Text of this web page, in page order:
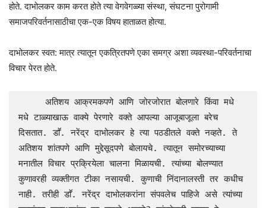
होते. दाभोलकर काम करत होते त्या वेगवेगळ्या संस्था, संघटना पुरोगामी
समाजपरिवर्तनासाठीचा एक-एक विषय हाताळत होत्या.
दाभोलकर स्वत: मात्र त्यातून एकत्रितपणे एका समग्र अशा व्यवस्था-परिवर्तनाचा
विचार पेरत होते.
मधे टाळ्याखाऊ वाक्ये पेरणारे वक्ते आपल्या आजूबाजूला बरेच
दिसतात. डाॕ. नरेंद्र दाभोलकर हे त्या पठडीतले वक्ते नव्हते. ते
अतिशय शांतपणे आणि मुद्देसूदपणे बोलायचे. त्यातून समोरच्याच्या
मनातील विचार प्रक्रियेला चालना मिळायची. त्यांच्या बोलण्यात
कुणावरही व्यक्तीगत टीका नसायची. कुणाची निंदानालस्ती तर कधीच
नाही. तरीही डाॕ. नरेंद्र दाभोलकरांना संपवलेच पाहिजे असे त्यांच्या